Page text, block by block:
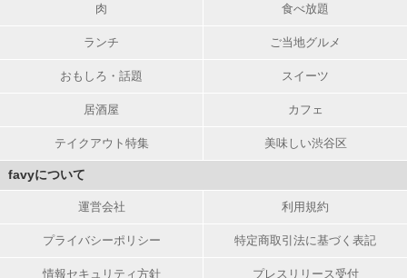
肉 食べ放題
ランチ ご当地グルメ
おもしろ・話題 スイーツ
居酒屋 カフェ
テイクアウト特集 美味しい渋谷区
favyについて
運営会社 利用規約
プライバシーポリシー 特定商取引法に基づく表記
情報セキュリティ方針 プレスリリース受付